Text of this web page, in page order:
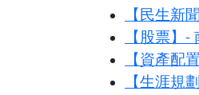
【民生
【股票】
【資產配
【生涯規